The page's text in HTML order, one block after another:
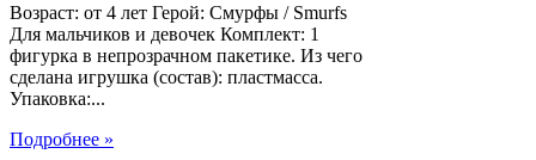
Возраст: от 4 лет Герой: Смурфы / Smurfs
Для мальчиков и девочек Комплект: 1
фигурка в непрозрачном пакетике. Из чего
сделана игрушка (состав): пластмасса.
Упаковка:...
Подробнее »